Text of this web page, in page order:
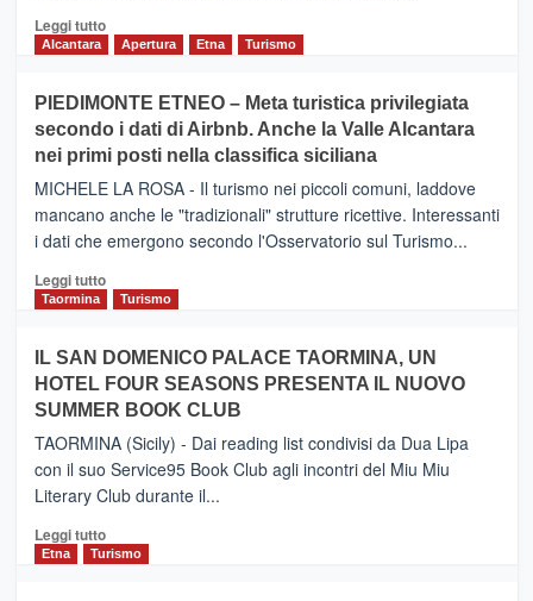
Leggi tuttoLeggi
CATANIA
–
Inaugurato
il
nuovo
collegamento
tra
e
Zanzibar
da
Neos
Alcantara Apertura Etna Turismo
PIEDIMONTE ETNEO – Meta turistica privilegiata
secondo i dati di Airbnb. Anche la Valle Alcantara
nei primi posti nella classifica siciliana
MICHELE LA ROSA - Il turismo nei piccoli comuni, laddove
mancano anche le "tradizionali" strutture ricettive. Interessanti
i dati che emergono secondo l'Osservatorio sul Turismo...
Leggi tuttoLeggi
PIEDIMONTE
ETNEO
–
Meta
turistica
privilegiata
secondo
dati
di
Taormina Turismo
IL SAN DOMENICO PALACE TAORMINA, UN
HOTEL FOUR SEASONS PRESENTA IL NUOVO
SUMMER BOOK CLUB
TAORMINA (Sicily) - Dai reading list condivisi da Dua Lipa
con il suo Service95 Book Club agli incontri del Miu Miu
Literary Club durante il...
Leggi tuttoLeggi
di
Etna Turismo